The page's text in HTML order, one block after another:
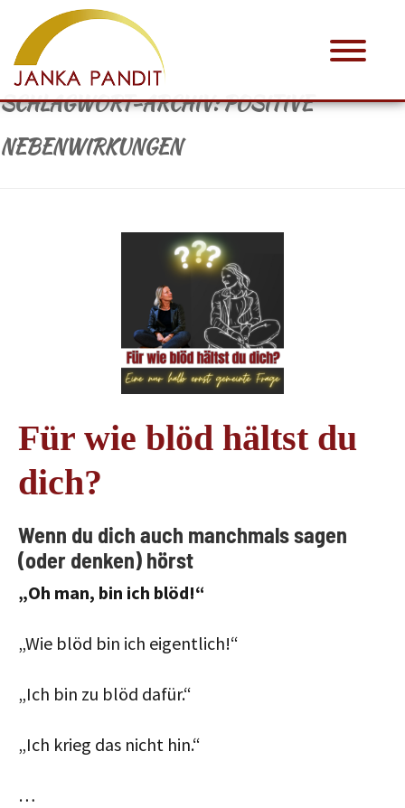
SCHLAGWORT-ARCHIV:POSITIVE
NEBENWIRKUNGEN
Für wie blöd hältst du
dich?
Wenn du dich auch manchmals sagen
(oder denken) hörst
„Oh man, bin ich blöd!“
„Wie blöd bin ich eigentlich!“
„Ich bin zu blöd dafür.“
„Ich krieg das nicht hin.“
…